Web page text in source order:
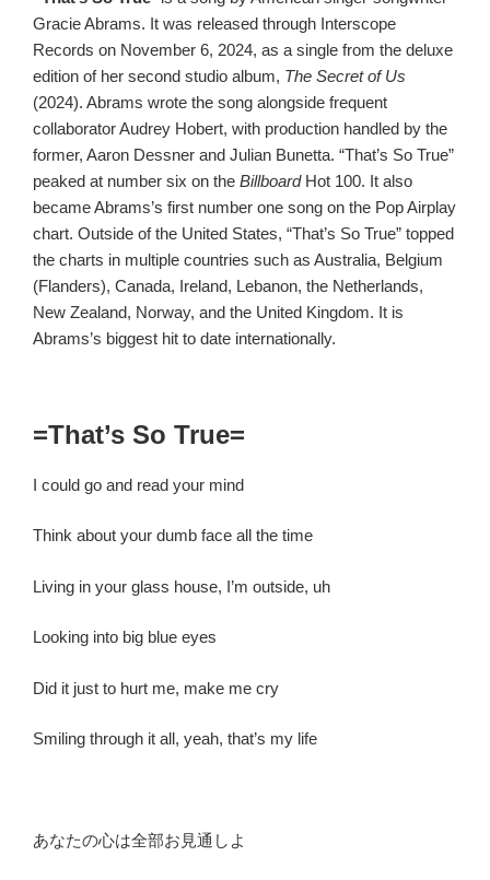
Gracie Abrams. It was released through Interscope
Records on November 6, 2024, as a single from the deluxe
edition of her second studio album, The Secret of Us
(2024). Abrams wrote the song alongside frequent
collaborator Audrey Hobert, with production handled by the
former, Aaron Dessner and Julian Bunetta. “That’s So True”
peaked at number six on the BillboardHot 100. It also
became Abrams’s first number one song on the Pop Airplay
chart. Outside of the United States, “That’s So True” topped
the charts in multiple countries such as Australia, Belgium
(Flanders), Canada, Ireland, Lebanon, the Netherlands,
New Zealand, Norway, and the United Kingdom. It is
Abrams’s biggest hit to date internationally.
=That’s So True=
I could go and read your mind
Think about your dumb face all the time
Living in your glass house, I’m outside, uh
Looking into big blue eyes
Did it just to hurt me, make me cry
Smiling through it all, yeah, that’s my life
あなたの心は全部お見通しよ